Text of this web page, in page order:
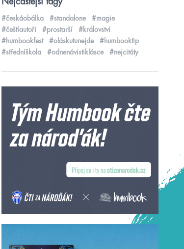
#českáobálka #standalone
#magie
#češtíautoři
#prostarší
#království
#humbookfest
#oláskutunejde
#humbooktip
#středníškola
#odnenávistiklásce #nejcitáty